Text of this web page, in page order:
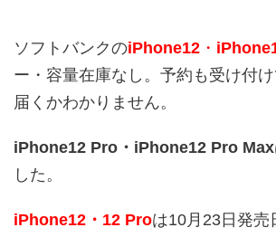
ソフトバンクのiPhone12 ・
ー・容量在庫なし。予約も受け付
届くかわかりません。
iPhone12 Pro・ iPhone12 Pro Max
した。
iPhone12・12 Proは10月23日発売